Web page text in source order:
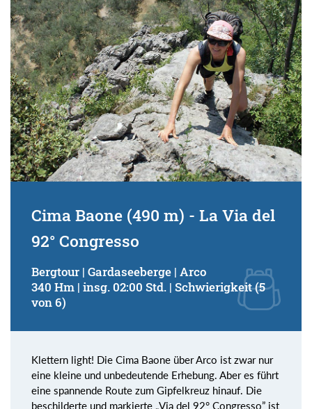
Cima Baone (490 m) - La Via del
92° Congresso
Bergtour | Gardaseeberge | Arco
340 Hm | insg. 02:00 Std. | Schwierigkeit (5
von 6)
Klettern light! Die Cima Baone über Arco ist zwar nur
eine kleine und unbedeutende Erhebung. Aber es führt
eine spannende Route zum Gipfelkreuz hinauf. Die
beschilderte und markierte „Via del 92° Congresso” ist